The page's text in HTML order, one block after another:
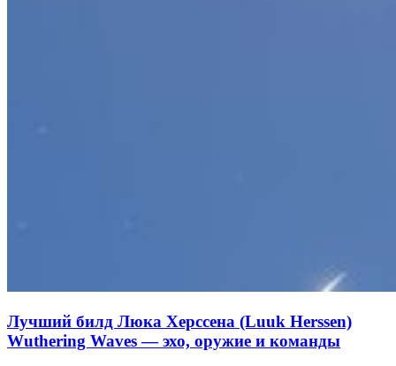
Лучший билд Люка Херссена (Luuk Herssen)
Wuthering Waves — эхо, оружие и команды